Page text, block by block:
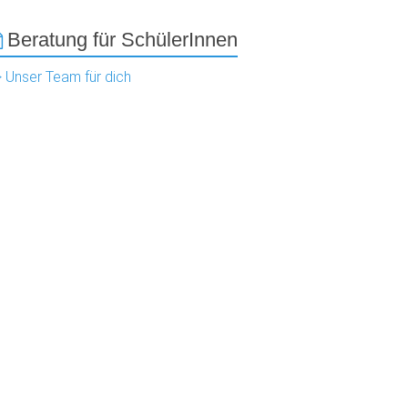
Beratung für SchülerInnen
Unser Team für dich